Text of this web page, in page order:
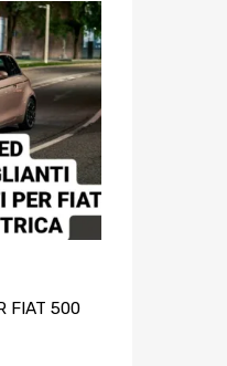
FIAT 500